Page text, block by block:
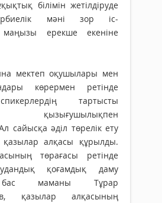
білімін жетілдіруде
мәні зор іс-
ерекше екеніне
мектеп оқушылары мен
көрермен ретінде
тартысты
қызығушылықпен
сайысқа әділ төрелік ету
алқасы құрылды.
төрағасы ретінде
қоғамдық даму
бас маманы Тұрар
қазылар алқасының